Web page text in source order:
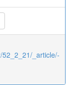
_article/-